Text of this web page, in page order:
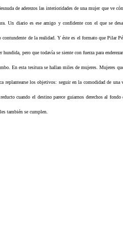
de aderezos las interioridades de una mujer que ve
Un diario es ese amigo y confidente con el que se
contundente de la realidad. Y éste es el formato que Pilar
hundida, pero que todavía se siente con fuerza para
En esta tesitura se hallan miles de mujeres. Mujeres
replantearse los objetivos: seguir en la comodidad de
cuando el destino parece guiarnos derechos al
también se cumplen.